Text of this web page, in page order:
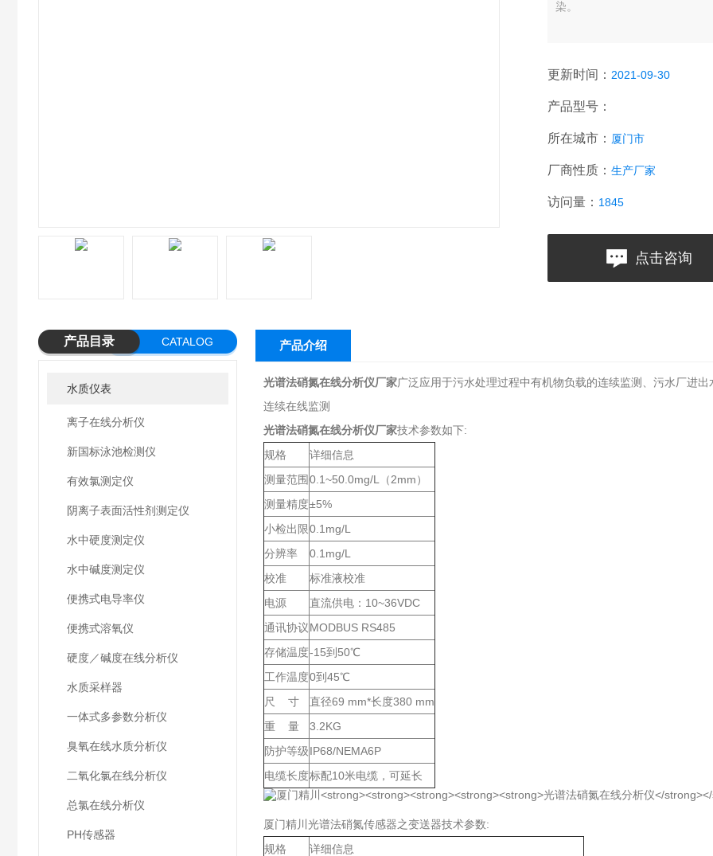
染。
更新时间： 2021-09-30
产品型号：
所在城市： 厦门市
厂商性质： 生产厂家
访问量： 1845
点击咨询
产品目录 CATALOG
水质仪表
离子在线分析仪
新国标泳池检测仪
有效氯测定仪
阴离子表面活性剂测定仪
水中硬度测定仪
水中碱度测定仪
便携式电导率仪
便携式溶氧仪
硬度／碱度在线分析仪
水质采样器
一体式多参数分析仪
臭氧在线水质分析仪
二氧化氯在线分析仪
总氯在线分析仪
PH传感器
产品介绍
光谱法硝氮在线分析仪厂家广泛应用于污水处理过程中有机物负载的连续监测、污水厂进
连续在线监测
光谱法硝氮在线分析仪厂家技术参数如下:
规格
详细信息
测量范围0.1~50.0mg/L（2mm）
测量精度±5%
小检出限0.1mg/L
分辨率
0.1mg/L
校准
标准液校准
电源
直流供电：10~36VDC
通讯协议MODBUS RS485
存储温度-15到50℃
工作温度0到45℃
尺 寸
直径69 mm*长度380 mm
重 量
3.2KG
防护等级IP68/NEMA6P
电缆长度标配10米电缆，可延长
厦门精川光谱法硝氮传感器之变送器技术参数:
规格
详细信息